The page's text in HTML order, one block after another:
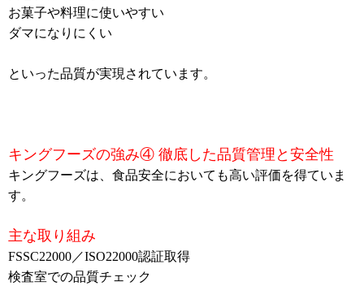
お菓子や料理に使いやすい
ダマになりにくい
といった品質が実現されています。
キングフーズの強み④ 徹底した品質管理と安全性
キングフーズは、食品安全においても高い評価を得ていま
す。
主な取り組み
FSSC22000／ISO22000認証取得
検査室での品質チェック